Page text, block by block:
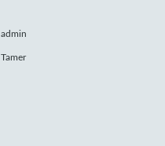
admin
Tamer